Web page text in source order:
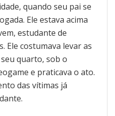
quando seu pai se
Ele estava acima
estudante de
Ele costumava levar as
quarto, sob o
e praticava o ato.
das vítimas já